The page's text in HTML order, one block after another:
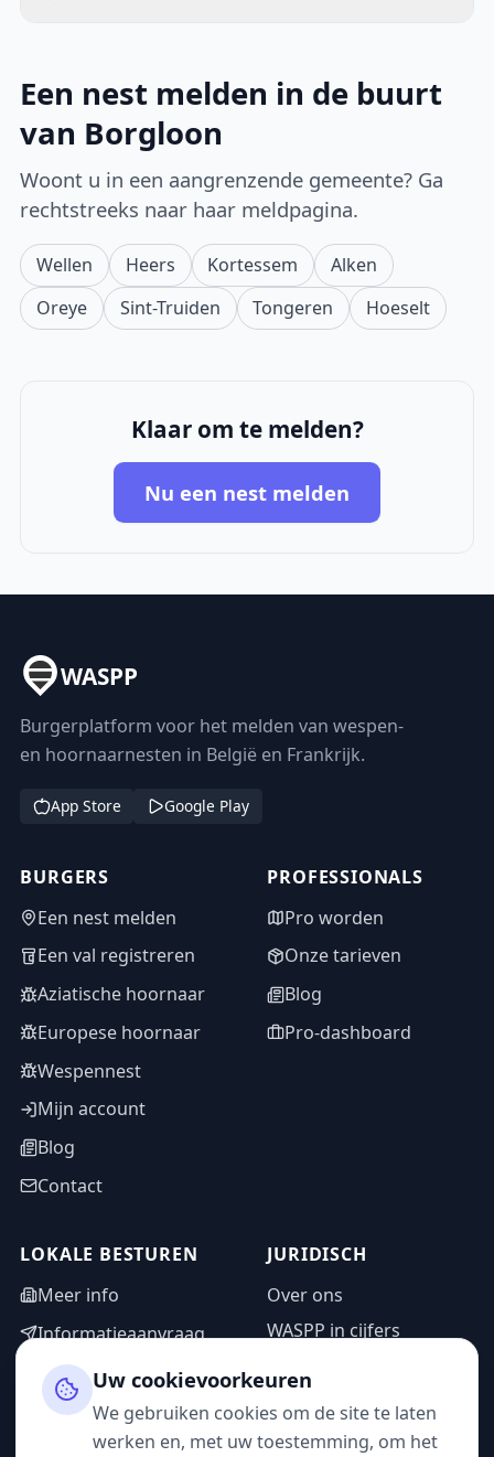
Een nest melden in de buurt
van Borgloon
Woont u in een aangrenzende gemeente? Ga
rechtstreeks naar haar meldpagina.
Wellen Heers Kortessem
Alken
Oreye
Sint-Truiden Tongeren Hoeselt
Klaar om te melden?
Nu een nest melden
WASPP
Burgerplatform voor het melden van wespen-
en hoornaarnesten in België en Frankrijk.
App Store Google Play
BURGERS
Een nest melden
Een val registreren
Aziatische hoornaar
Europese hoornaar
Wespennest
Mijn account
Blog
Contact
PROFESSIONALS
Pro worden
Onze tarieven
Blog
Pro-dashboard
LOKALE BESTUREN
Meer info
Informatieaanvraag
Adminzone
JURIDISCH
Over ons
WASPP in cijfers
Privacybeleid
Gebruiksvoorwaarden
Uw cookievoorkeuren
We gebruiken cookies om de site te laten
werken en, met uw toestemming, om het